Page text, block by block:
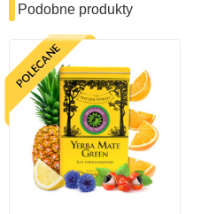
Podobne produkty